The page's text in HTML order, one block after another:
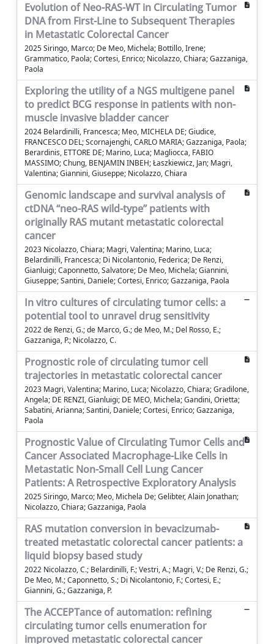
Evolution of Neo-RAS-WT in Circulating Tumor
DNA from First-Line to Subsequent Therapies
in Metastatic Colorectal Cancer
2025 Siringo, Marco; De Meo, Michela; Bottillo, Irene;
Grammatico, Paola; Cortesi, Enrico; Nicolazzo, Chiara; Gazzaniga,
Paola
Exploring the utility of a NGS multigene panel
to predict BCG response in patients with non-
muscle invasive bladder cancer
2024 Belardinilli, Francesca; Meo, MICHELA DE; Giudice,
FRANCESCO DEL; Scornajenghi, CARLO MARIA; Gazzaniga, Paola;
Berardinis, ETTORE DE; Marino, Luca; Magliocca, FABIO
MASSIMO; Chung, BENJAMIN INBEH; Łaszkiewicz, Jan; Magri,
Valentina; Giannini, Giuseppe; Nicolazzo, Chiara
Genomic landscape and survival analysis of
ctDNA “neo-RAS wild-type” patients with
originally RAS mutant metastatic colorectal
cancer
2023 Nicolazzo, Chiara; Magri, Valentina; Marino, Luca;
Belardinilli, Francesca; Di Nicolantonio, Federica; De Renzi,
Gianluigi; Caponnetto, Salvatore; De Meo, Michela; Giannini,
Giuseppe; Santini, Daniele; Cortesi, Enrico; Gazzaniga, Paola
In vitro cultures of circulating tumor cells: a
potential tool to unravel drug sensitivity
2022 de Renzi, G.; de Marco, G.; de Meo, M.; Del Rosso, E.;
Gazzaniga, P.; Nicolazzo, C.
Prognostic role of circulating tumor cell
trajectories in metastatic colorectal cancer
2023 Magri, Valentina; Marino, Luca; Nicolazzo, Chiara; Gradilone,
Angela; DE RENZI, Gianluigi; DE MEO, Michela; Gandini, Orietta;
Sabatini, Arianna; Santini, Daniele; Cortesi, Enrico; Gazzaniga,
Paola
Prognostic Value of Circulating Tumor Cells and
Cancer Associated Macrophage-Like Cells in
Metastatic Non-Small Cell Lung Cancer
Patients: A Retrospective Exploratory Analysis
2025 Siringo, Marco; Meo, Michela De; Gelibter, Alain Jonathan;
Nicolazzo, Chiara; Gazzaniga, Paola
RAS mutation conversion in bevacizumab-
treated metastatic colorectal cancer patients: a
liquid biopsy based study
2022 Nicolazzo, C.; Belardinilli, F.; Vestri, A.; Magri, V.; De Renzi, G.;
De Meo, M.; Caponnetto, S.; Di Nicolantonio, F.; Cortesi, E.;
Giannini, G.; Gazzaniga, P.
The ACCEPTance of automation: refining
circulating tumor cells enumeration for
improved metastatic colorectal cancer